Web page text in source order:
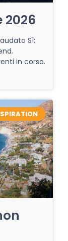
2026
Sì:
in corso.